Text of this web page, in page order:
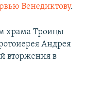
Венедиктову.
храма Троицы
Андрея
вторжения в